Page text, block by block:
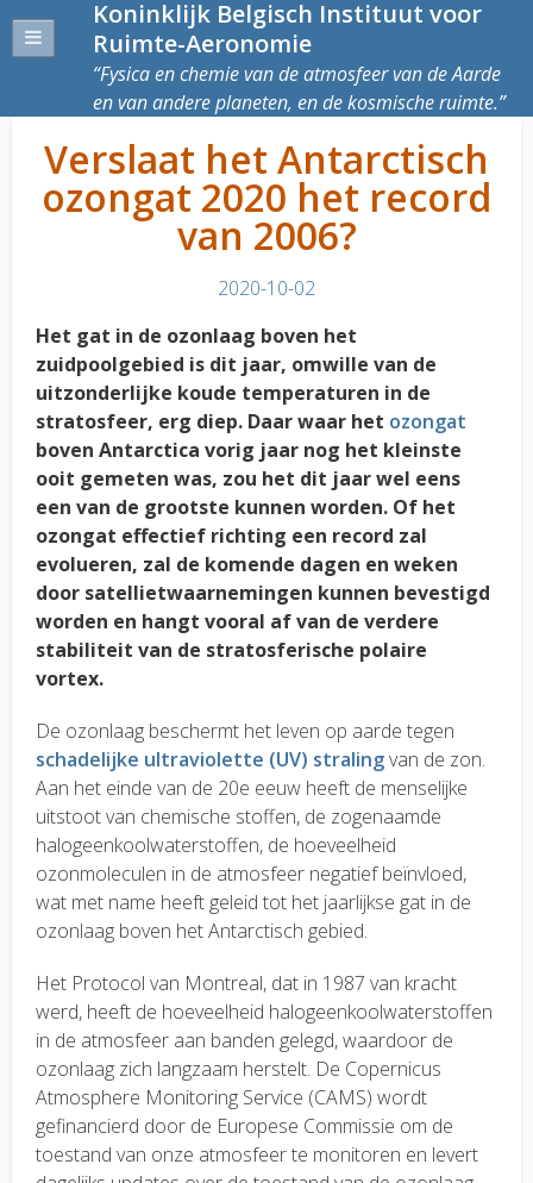
Koninklijk Belgisch Instituut voor
Ruimte-Aeronomie
Fysica en chemie van de atmosfeer van de Aarde
en van andere planeten, en de kosmische ruimte.
Verslaat het Antarctisch
ozongat 2020 het record
van 2006?
2020-10-02
Het gat in de ozonlaag boven het
zuidpoolgebied is dit jaar, omwille van de
uitzonderlijke koude temperaturen in de
stratosfeer, erg diep. Daar waar het ozongat
boven Antarctica vorig jaar nog het kleinste
ooit gemeten was, zou het dit jaar wel eens
een van de grootste kunnen worden. Of het
ozongat effectief richting een record zal
evolueren, zal de komende dagen en weken
door satellietwaarnemingen kunnen bevestigd
worden en hangt vooral af van de verdere
stabiliteit van de stratosferische polaire
vortex.
De ozonlaag beschermt het leven op aarde tegen
schadelijke ultraviolette (UV) stralingvan de zon.
Aan het einde van de 20e eeuw heeft de menselijke
uitstoot van chemische stoffen, de zogenaamde
halogeenkoolwaterstoffen, de hoeveelheid
ozonmoleculen in de atmosfeer negatief beïnvloed,
wat met name heeft geleid tot het jaarlijkse gat in de
ozonlaag boven het Antarctisch gebied.
Het Protocol van Montreal, dat in 1987 van kracht
werd, heeft de hoeveelheid halogeenkoolwaterstoffen
in de atmosfeer aan banden gelegd, waardoor de
ozonlaag zich langzaam herstelt. De Copernicus
Atmosphere Monitoring Service (CAMS) wordt
gefinancierd door de Europese Commissie om de
toestand van onze atmosfeer te monitoren en levert